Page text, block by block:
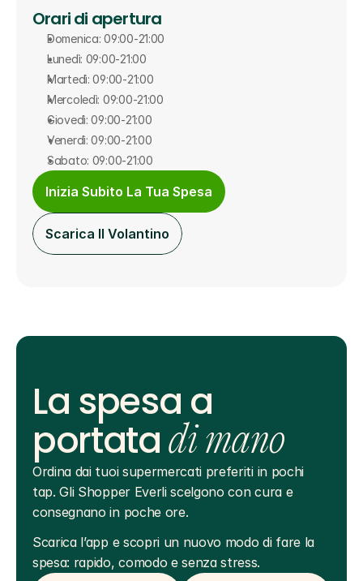
Orari di apertura
Domenica: 09:00-21:00
Lunedì: 09:00-21:00
Martedì: 09:00-21:00
Mercoledì: 09:00-21:00
Giovedì: 09:00-21:00
Venerdì: 09:00-21:00
Sabato: 09:00-21:00
Inizia Subito La Tua Spesa
Scarica Il Volantino
La spesa a
portatadi mano
Ordina dai tuoi supermercati preferiti in pochi
tap. Gli Shopper Everli scelgono con cura e
consegnano in poche ore.
Scarica l’app e scopri un nuovo modo di fare la
spesa: rapido, comodo e senza stress.